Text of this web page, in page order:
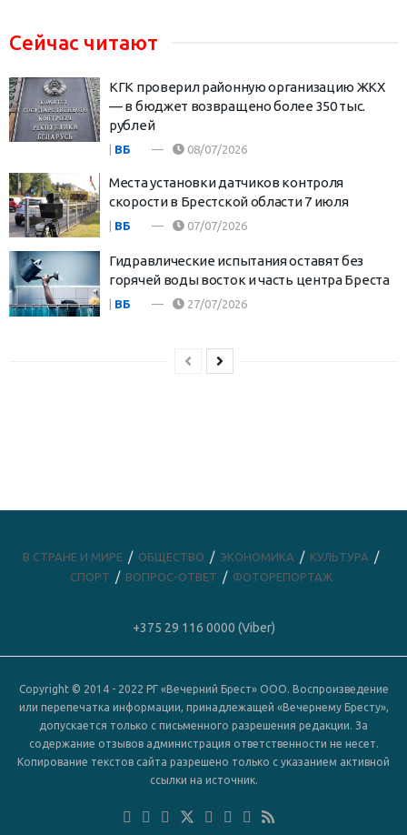
Сейчас читают
КГК проверил районную организацию ЖКХ
— в бюджет возвращено более 350 тыс.
рублей
| ВБ 08/07/2026
Места установки датчиков контроля
скорости в Брестской области 7 июля
| ВБ 07/07/2026
Гидравлические испытания оставят без
горячей воды восток и часть центра Бреста
ВБ 27/07/2026
В СТРАНЕ И МИРЕ ОБЩЕСТВО ЭКОНОМИКА
КУЛЬТУРА
СПОРТ
ВОПРОС-ОТВЕТ ФОТОРЕПОРТАЖ
+375 29 116 0000 (Viber)
Copyright © 2014 - 2022 РГ «Вечерний Брест» ООО. Воспроизведение
или перепечатка информации, принадлежащей «Вечернему Бресту»,
допускается только с письменного разрешения редакции. За
содержание отзывов администрация ответственности не несет.
Копирование текстов сайта разрешено только с указанием активной
ссылки на источник.